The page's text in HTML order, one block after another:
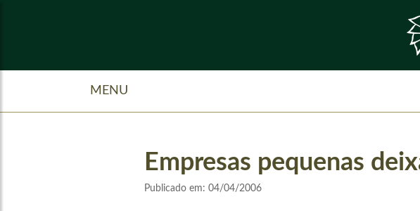
MENU
Empresas pequenas
Publicado em: 04/04/2006